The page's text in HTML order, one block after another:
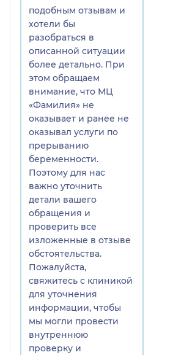
Напугала и накрутила по
полной. Говорит тихо,
плохо слышно и создаётся
ощущение что ты виноват
во всех грехах.
подобным отзывам и
хотели бы
разобраться в
описанной ситуации
более детально. При
этом обращаем
внимание, что МЦ
«Фамилия» не
оказывает и ранее не
оказывал услуги по
прерыванию
беременности.
Поэтому для нас
важно уточнить
детали вашего
обращения и
проверить все
изложенные в отзыве
обстоятельства.
Пожалуйста,
свяжитесь с клиникой
для уточнения
информации, чтобы
мы могли провести
внутреннюю
проверку и